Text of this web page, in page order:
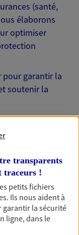
(santé,
élaborons
optimiser
pour garantir la
soutenir la
votre
transparents
traceurs !
petits fichiers
. Ils nous aident à
la sécurité
ligne, dans le